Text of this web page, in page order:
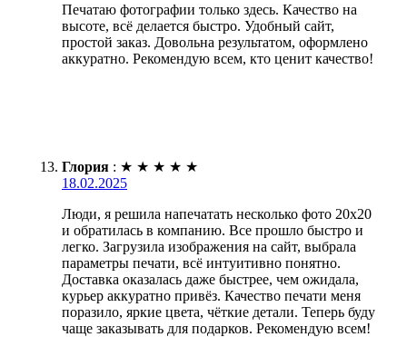
Печатаю фотографии только здесь. Качество на
высоте, всё делается быстро. Удобный сайт,
простой заказ. Довольна результатом, оформлено
аккуратно. Рекомендую всем, кто ценит качество!
Глория : ★ ★ ★ ★ ★
18.02.2025
Люди, я решила напечатать несколько фото 20х20
и обратилась в компанию. Все прошло быстро и
легко. Загрузила изображения на сайт, выбрала
параметры печати, всё интуитивно понятно.
Доставка оказалась даже быстрее, чем ожидала,
курьер аккуратно привёз. Качество печати меня
поразило, яркие цвета, чёткие детали. Теперь буду
чаще заказывать для подарков. Рекомендую всем!